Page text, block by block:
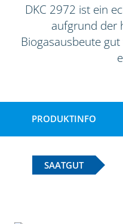
DKC 2972 ist ein
aufgrund der
Biogasausbeute
PRODUKTINFO
SAATGUT